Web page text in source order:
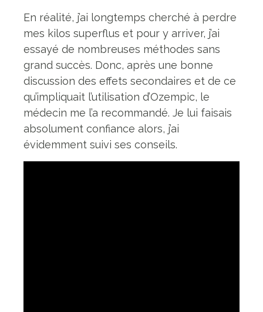
En réalité, j’ai longtemps cherché à perdre
mes kilos superflus et pour y arriver, j’ai
essayé de nombreuses méthodes sans
grand succès. Donc, après une bonne
discussion des effets secondaires et de ce
qu’impliquait l’utilisation d’Ozempic, le
médecin me l’a recommandé. Je lui faisais
absolument confiance alors, j’ai
évidemment suivi ses conseils.